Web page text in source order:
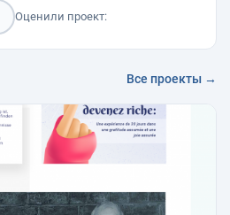
Оценили проект:
Все проекты →